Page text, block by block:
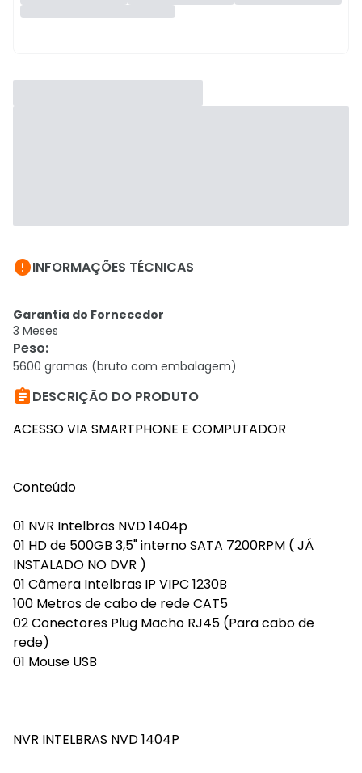
INFORMAÇÕES TÉCNICAS
Garantia do Fornecedor
3 Meses
Peso:
5600 gramas (bruto com embalagem)
DESCRIÇÃO DO PRODUTO
ACESSO VIA SMARTPHONE E COMPUTADOR
Conteúdo
01 NVR Intelbras NVD 1404p
01 HD de 500GB 3,5" interno SATA 7200RPM ( JÁ
INSTALADO NO DVR )
01 Câmera Intelbras IP VIPC 1230B
100 Metros de cabo de rede CAT5
02 Conectores Plug Macho RJ45 (Para cabo de
rede)
01 Mouse USB
NVR INTELBRAS NVD 1404P